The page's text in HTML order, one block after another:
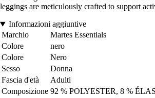
leggings are meticulously crafted to support
Informazioni aggiuntive
Marchio
Martes Essentials
Colore
nero
Colore
Nero
Sesso
Donna
Fascia d'età
Adulti
Composizione 92 % POLYESTER, 8 %